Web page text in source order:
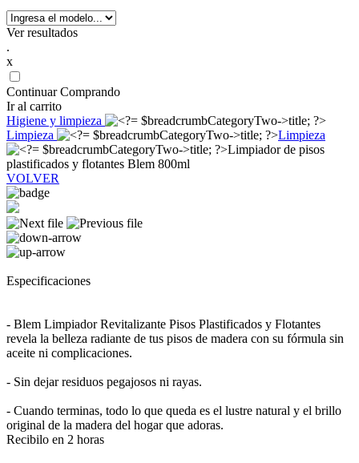
Ver resultados
.
x
Continuar Comprando
Ir al carrito
Higiene y limpieza
Limpieza
Limpieza
Limpiador de pisos
plastificados y flotantes Blem 800ml
VOLVER
Especificaciones
- Blem Limpiador Revitalizante Pisos Plastificados y Flotantes
revela la belleza radiante de tus pisos de madera con su fórmula sin
aceite ni complicaciones.
- Sin dejar residuos pegajosos ni rayas.
- Cuando terminas, todo lo que queda es el lustre natural y el brillo
original de la madera del hogar que adoras.
Recibilo en 2 horas